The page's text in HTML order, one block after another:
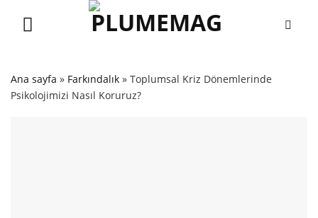
Ana sayfa » Farkındalık » Toplumsal Kriz Dönemlerinde
Psikolojimizi Nasıl Koruruz?